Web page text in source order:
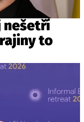
nešetří
to